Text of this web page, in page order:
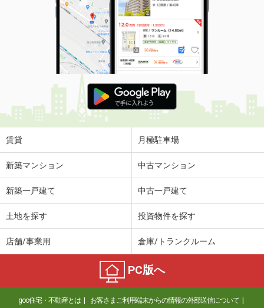
賃貸 月極駐車場
新築マンション 中古マンション
新築一戸建て 中古一戸建て
土地を探す 投資物件を探す
店舗/事業用 倉庫/トランクルーム
PC版へ
goo住宅・不動産とは お客さまご利用端末からの情報の外部送信について